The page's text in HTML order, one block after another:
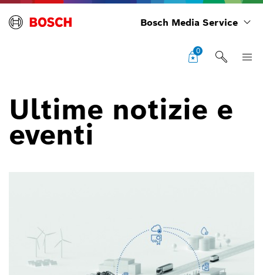
Bosch Media Service
0
Ultime notizie e
eventi